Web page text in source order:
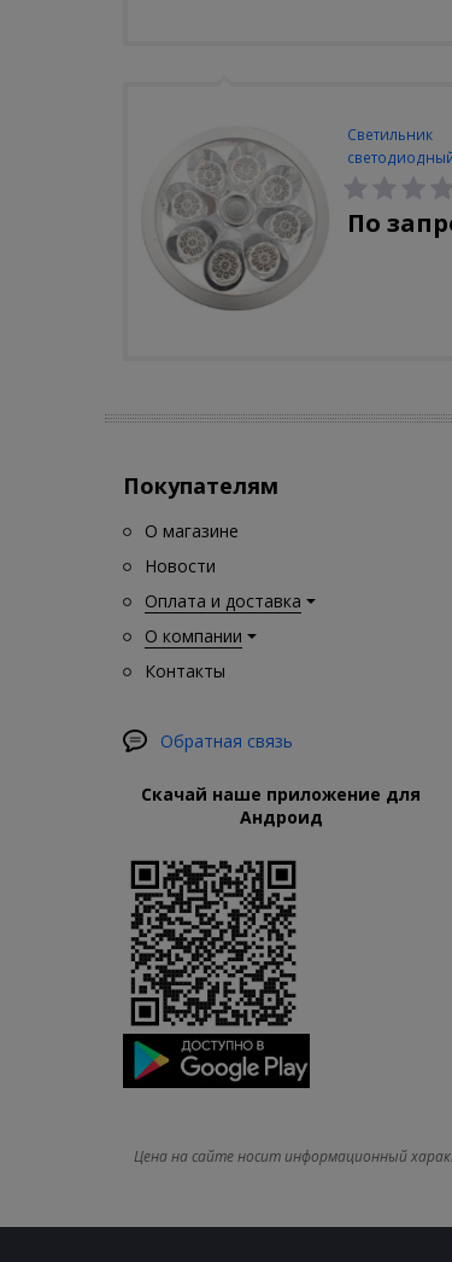
Светильник
С-310-80-S
5000K/500lm/
движения)
По
Покупателям
О магазине
Новости
Оплата и доставка
О компании
Контакты
Обратная связь
Скачай наше приложение для
Андроид
Цена на сайте носит информационный